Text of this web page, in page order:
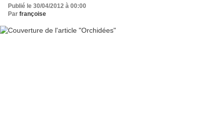
Publié le 30/04/2012 à 00:00
Par françoise